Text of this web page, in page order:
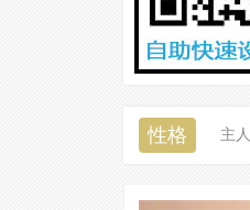
性格 主人